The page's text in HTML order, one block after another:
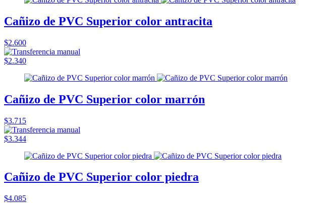
Cañizo de PVC Superior color antracita
$2.600
$2.340
Cañizo de PVC Superior color marrón
$3.715
$3.344
Cañizo de PVC Superior color piedra
$4.085